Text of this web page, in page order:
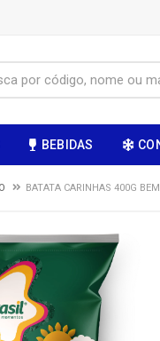
BEBIDAS
BATATA CARINHAS 400G